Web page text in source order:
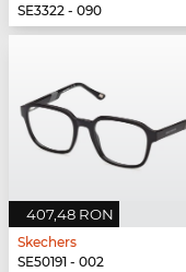
SE3322 - 090
407,48 RON
Skechers
SE50191 - 002